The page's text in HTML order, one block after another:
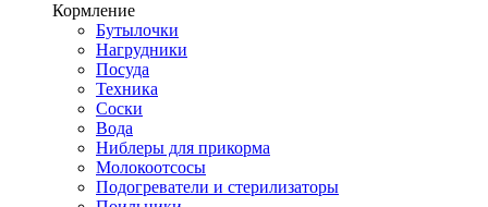
Кормление
Бутылочки
Нагрудники
Посуда
Техника
Соски
Вода
Ниблеры для прикорма
Молокоотсосы
Подогреватели и стерилизаторы